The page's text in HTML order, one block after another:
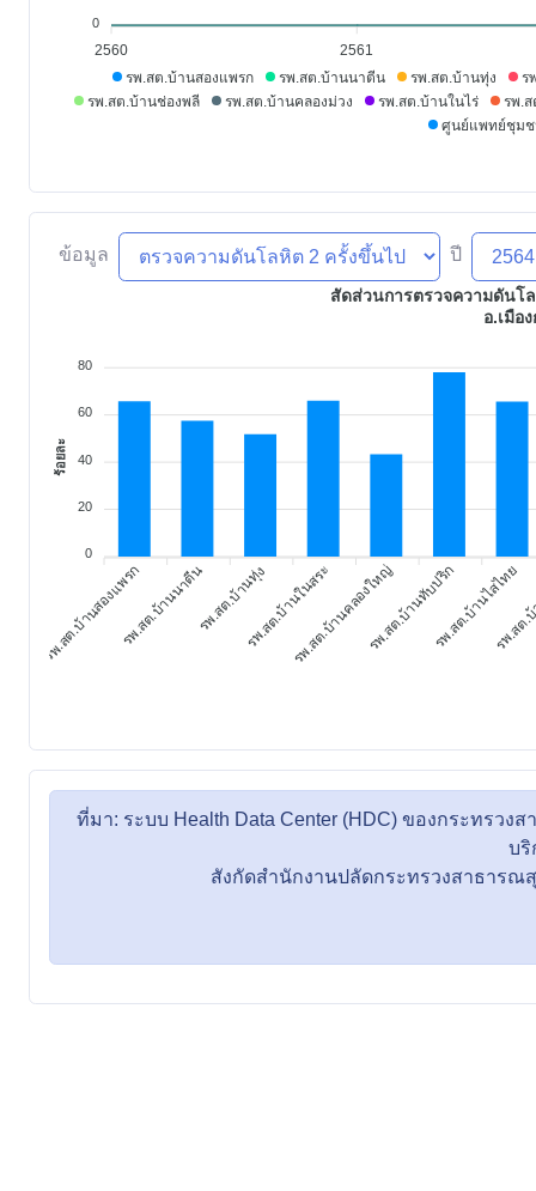
รพ.สต.บ้านสองแพรก รพ.สต.บ้านนาตีน รพ.สต.บ้านทุ่ง
ร
รพ.สต.บ้านช่องพลี
รพ.สต.บ้านคลองม่วง รพ.สต.บ้านในไร่
รพ.ส
ศูนย์แพทย์ชุมช
2560 2561
0
ข้อมูล ปี
รพ.สต.บ้านสองแพรกรพ.สต.บ้านนาตีนรพ.สต.บ้านทุ่งรพ.สต.บ้านในสระรพ.สต.บ้านคลองใหญ่รพ.สต.บ้านทับปริกรพ.สต.บ้านไสไทย
รพ.ส
สัดส่วนการตรวจความดันโ
อ.เมือ
80
60
40
20
0
ร้อยละ
ที่มา: ระบบ Health Data Center (HDC) ของกระทร
บริ
สังกัดสำนักงานปลัดกระทรวงสาธารณ